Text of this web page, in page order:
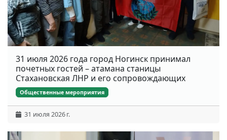
31 июля 2026 года город Ногинск принимал
почетных гостей – атамана станицы
Стахановская ЛНР и его сопровождающих
Общественные мероприятия
31 июля 2026 г.